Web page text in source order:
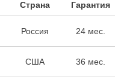
Страна Гарантия
Россия 24 мес.
США 36 мес.